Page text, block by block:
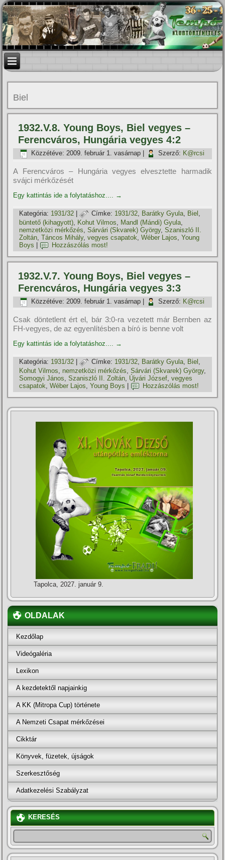
Biel
1932.V.8. Young Boys, Biel vegyes –
Ferencváros, Hungária vegyes 4:2
Közzétéve: 2009. február 1. vasárnap Szerző: K@rcsi
A Ferencváros – Hungária vegyes elvesztette harmadik
svájci mérkőzését
Egy kattintás ide a folytatáshoz.... →
Kategória: 1931/32 | Címke: 1931/32, Barátky Gyula, Biel ,
büntető (kihagyott), Kohut Vilmos, Mandl (Mándi) Gyula,
nemzetközi mérkőzés,Sárvári (Skvarek) György,Szaniszló II.
Zoltán,Táncos Mihály,vegyes csapatok,Wéber Lajos,Young
Boys
Hozzászólás most!
1932.V.7. Young Boys, Biel vegyes –
Ferencváros, Hungária vegyes 3:3
Közzétéve: 2009. február 1. vasárnap Szerző: K@rcsi
Csak döntetlent ért el, bár 3:0-ra vezetett már Bernben az
FH-vegyes, de az egyenlí­tésben a bí­ró is benne volt
Egy kattintás ide a folytatáshoz.... →
Kategória: 1931/32 | Címke: 1931/32, Barátky Gyula, Biel ,
Kohut Vilmos, nemzetközi mérkőzés,Sárvári (Skvarek) György,
Somogyi János,Szaniszló II. Zoltán, Újvári József,vegyes
csapatok,Wéber Lajos,Young Boys Hozzászólás most!
Tapolca, 2027. január 9.
OLDALAK
Kezdőlap
Videógaléria
Lexikon
A kezdetektől napjainkig
A KK (Mitropa Cup) története
A Nemzeti Csapat mérkőzései
Cikktár
Könyvek, füzetek, újságok
Szerkesztőség
Adatkezelési Szabályzat
KERESÉS